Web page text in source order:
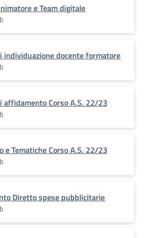
e Team digitale
individuazione docente formatore
affidamento Corso A.S. 22/23
e Tematiche Corso A.S. 22/23
Diretto spese pubblicitarie